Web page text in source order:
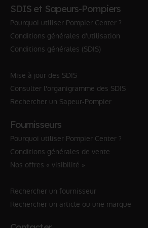
SDIS et Sapeurs-Pompiers
Pourquoi utiliser Pompier Center ?
Conditions générales d'utilisation
Conditions générales (SDIS)
Mise à jour des SDIS
Consulter l'organigramme des SDIS
Rechercher un Sapeur-Pompier
Fournisseurs
Pourquoi utiliser Pompier Center ?
Conditions générales de vente
Nos offres « visibilité »
Rechercher un fournisseur
Rechercher un article ou une marque